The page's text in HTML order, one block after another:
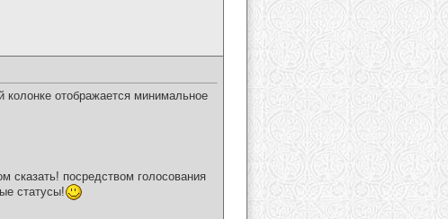
отображается минимальное
сказать! посредством голосования
статусы!